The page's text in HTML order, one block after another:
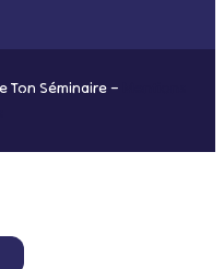
Ton Séminaire –